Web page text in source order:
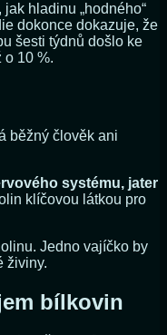
hladinu „hodného“
dokonce dokazuje, že
šesti týdnů došlo ke
o 10 %.
běžný člověk ani
systému, jater
klíčovou látkou pro
Jedno vajíčko by
živiny.
bílkovin